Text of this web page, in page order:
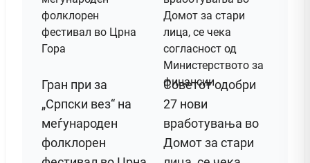
Гран при за
„Српски вез“ на
меѓународен
фолклорен
Советот одобри
27 нови
вработувања во
Домот за стари